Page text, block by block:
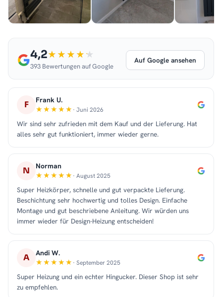
4,2
393 Bewertungen auf Google
Auf Google ansehen
F Frank U.
· Juni 2026
Wir sind sehr zufrieden mit dem Kauf und der Lieferung. Hat
alles sehr gut funktioniert, immer wieder gerne.
N Norman
· August 2025
Super Heizkörper, schnelle und gut verpackte Lieferung.
Beschichtung sehr hochwertig und tolles Design. Einfache
Montage und gut beschriebene Anleitung. Wir würden uns
immer wieder für Design-Heizung entscheiden!
A Andi W.
· September 2025
Super Heizung und ein echter Hingucker. Dieser Shop ist sehr
zu empfehlen.